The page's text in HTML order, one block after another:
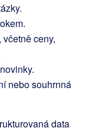
ceny,
nebo souhrnná
data